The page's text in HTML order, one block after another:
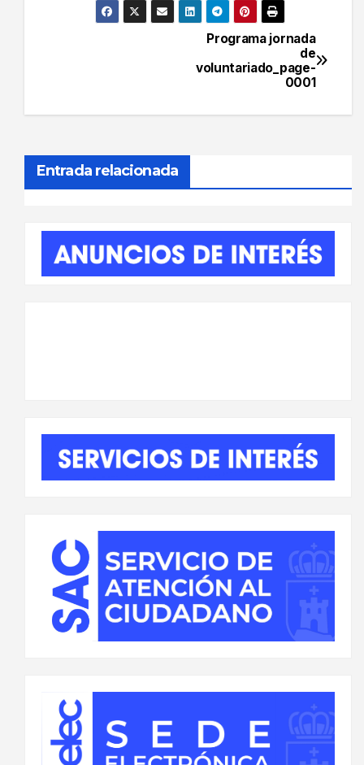
entradas
Programa jornada
de
voluntariado_page-
0001
Entrada relacionada